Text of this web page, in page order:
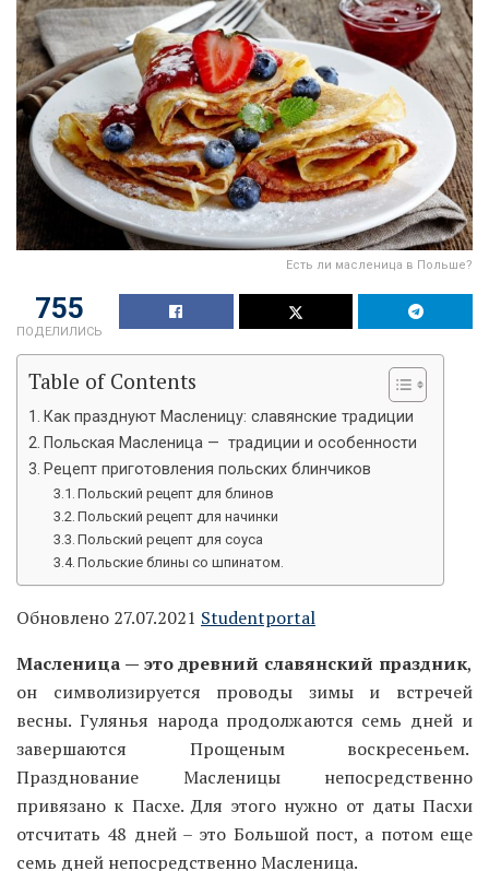
Есть ли масленица в Польше?
755
ПОДЕЛИЛИСЬ
Table of Contents
Как празднуют Масленицу: славянские традиции
Польская Масленица — традиции и особенности
Рецепт приготовления польских блинчиков
Польский рецепт для блинов
Польский рецепт для начинки
Польский рецепт для соуса
Польские блины со шпинатом.
Обновлено 27.07.2021 Studentportal
Масленица — это древний славянский праздник,
он символизируется проводы зимы и встречей
весны. Гулянья народа продолжаются семь дней и
завершаются Прощеным воскресеньем.
Празднование Масленицы непосредственно
привязано к Пасхе. Для этого нужно от даты Пасхи
отсчитать 48 дней – это Большой пост, а потом еще
семь дней непосредственно Масленица.